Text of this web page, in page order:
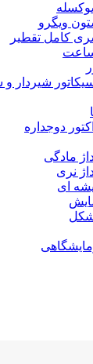
ویگرو
کامل تقطیر
شیردار و
دوجداره
مادگی
نری
ای
شکل